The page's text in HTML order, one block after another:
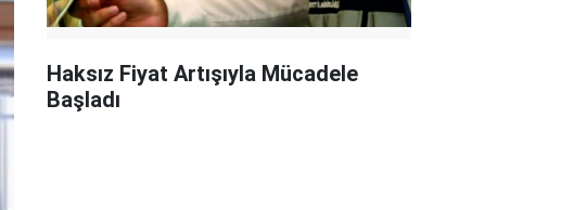
Haksız Fiyat Artışıyla Mücadele
Başladı